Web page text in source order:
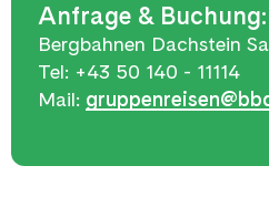
Anfrage & Buchung:
Bergbahnen Dachstein
Tel: +43 50 140 - 11114
Mail: